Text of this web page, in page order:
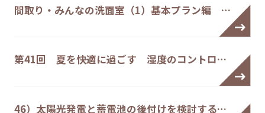
間取り・みんなの洗面室（1）基本プラン編 …
第41回 夏を快適に過ごす 湿度のコントロ…
46）太陽光発電と蓄電池の後付けを検討する…